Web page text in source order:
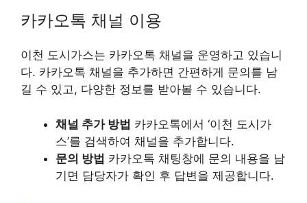
카카오톡 채널 이용
이천 도시가스는 카카오톡 채널을 운영하고 있습니
다. 카카오톡 채널을 추가하면 간편하게 문의를 남
길 수 있고, 다양한 정보를 받아볼 수 있습니다.
채널 추가 방법 카카오톡에서 ‘이천 도시가
스’를 검색하여 채널을 추가합니다.
문의 방법 카카오톡 채팅창에 문의 내용을 남
기면 담당자가 확인 후 답변을 제공합니다.